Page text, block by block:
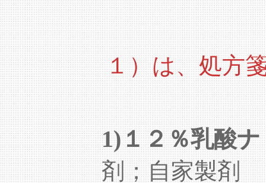
１）は、処方
1)１２％乳酸
剤；自家製